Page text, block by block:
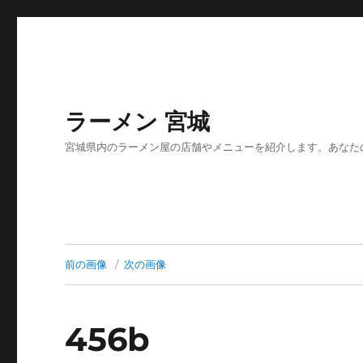
ラーメン 宮城
宮城県内のラーメン屋の店舗やメニューを紹介します。あな
前の画像 次の画像
456b